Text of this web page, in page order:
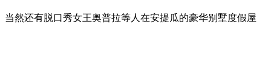
当然还有脱口秀女王奥普拉等人在安提瓜的豪华别墅度假屋